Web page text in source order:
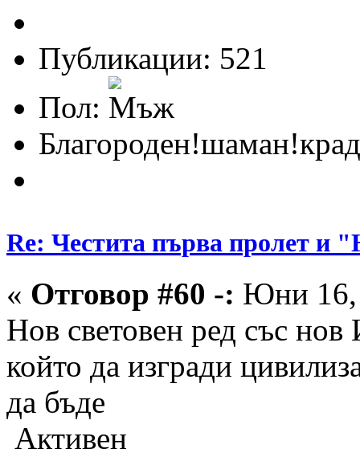
Публикации: 521
Пол:
Re: Честита първа
« Отговор #60 -: Юни 16,
Нов световен ред със
който да изгради
да бъде
Активен